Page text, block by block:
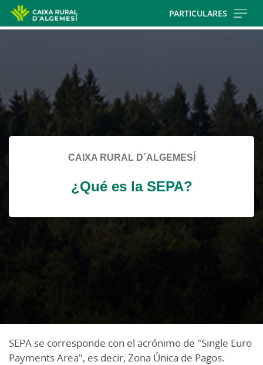
PARTICULARES
espere...
CAIXA RURAL D´ALGEMESÍ
¿Qué es la SEPA?
SEPA se corresponde con el acrónimo de "Single Euro
Payments Area", es decir, Zona Única de Pagos.